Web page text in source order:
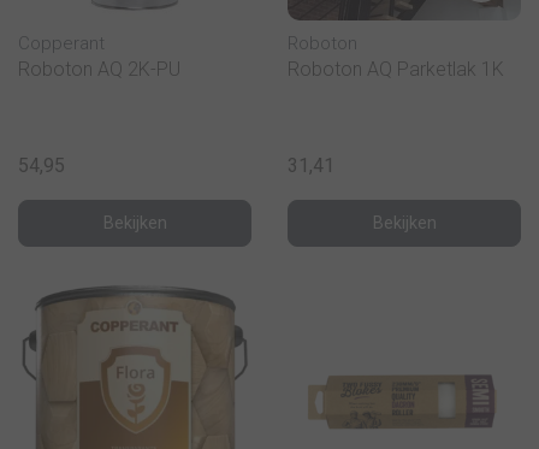
Copperant
Roboton AQ 2K-PU
54,95
Bekijken
Roboton
Roboton AQ Parketlak 1K
31,41
Bekijken